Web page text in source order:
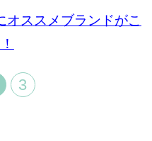
ススメブランドがこ
3